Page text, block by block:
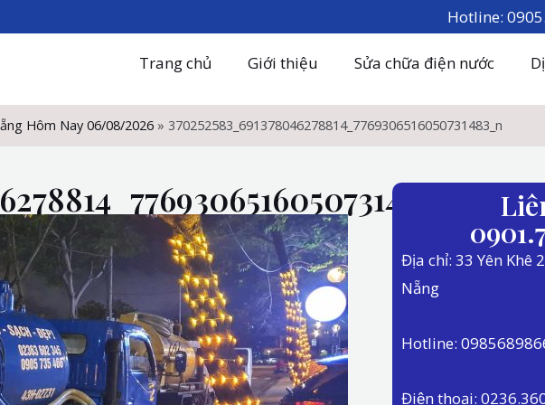
Hotline:
Trang chủ Giới thiệu Sửa chữa điện nước
Hôm Nay 06/08/2026 » 370252583_691378046278814_7769306516050731483_n
Địa chỉ: 33 Yên Khê
Nẵng
Hotline:
Điện thoại: